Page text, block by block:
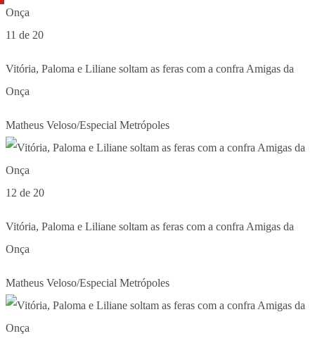
11 de 20
Vitória, Paloma e Liliane soltam as feras com a confra Amigas da
Onça
Matheus Veloso/Especial Metrópoles
12 de 20
Vitória, Paloma e Liliane soltam as feras com a confra Amigas da
Onça
Matheus Veloso/Especial Metrópoles